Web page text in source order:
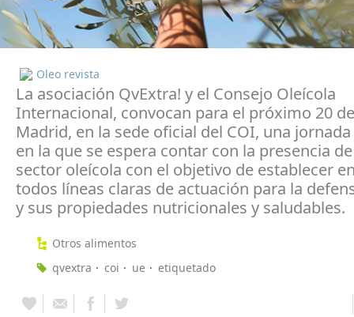
Oleo revista
La asociación QvExtra! y el Consejo Oleícola
Internacional, convocan para el próximo 20
Madrid, en la sede oficial del COI, una
en la que se espera contar con la presencia
sector oleícola con el objetivo de establecer
todos líneas claras de actuación para la
y sus propiedades nutricionales y saludables.
Otros alimentos
qvextra
coi ue etiquetado